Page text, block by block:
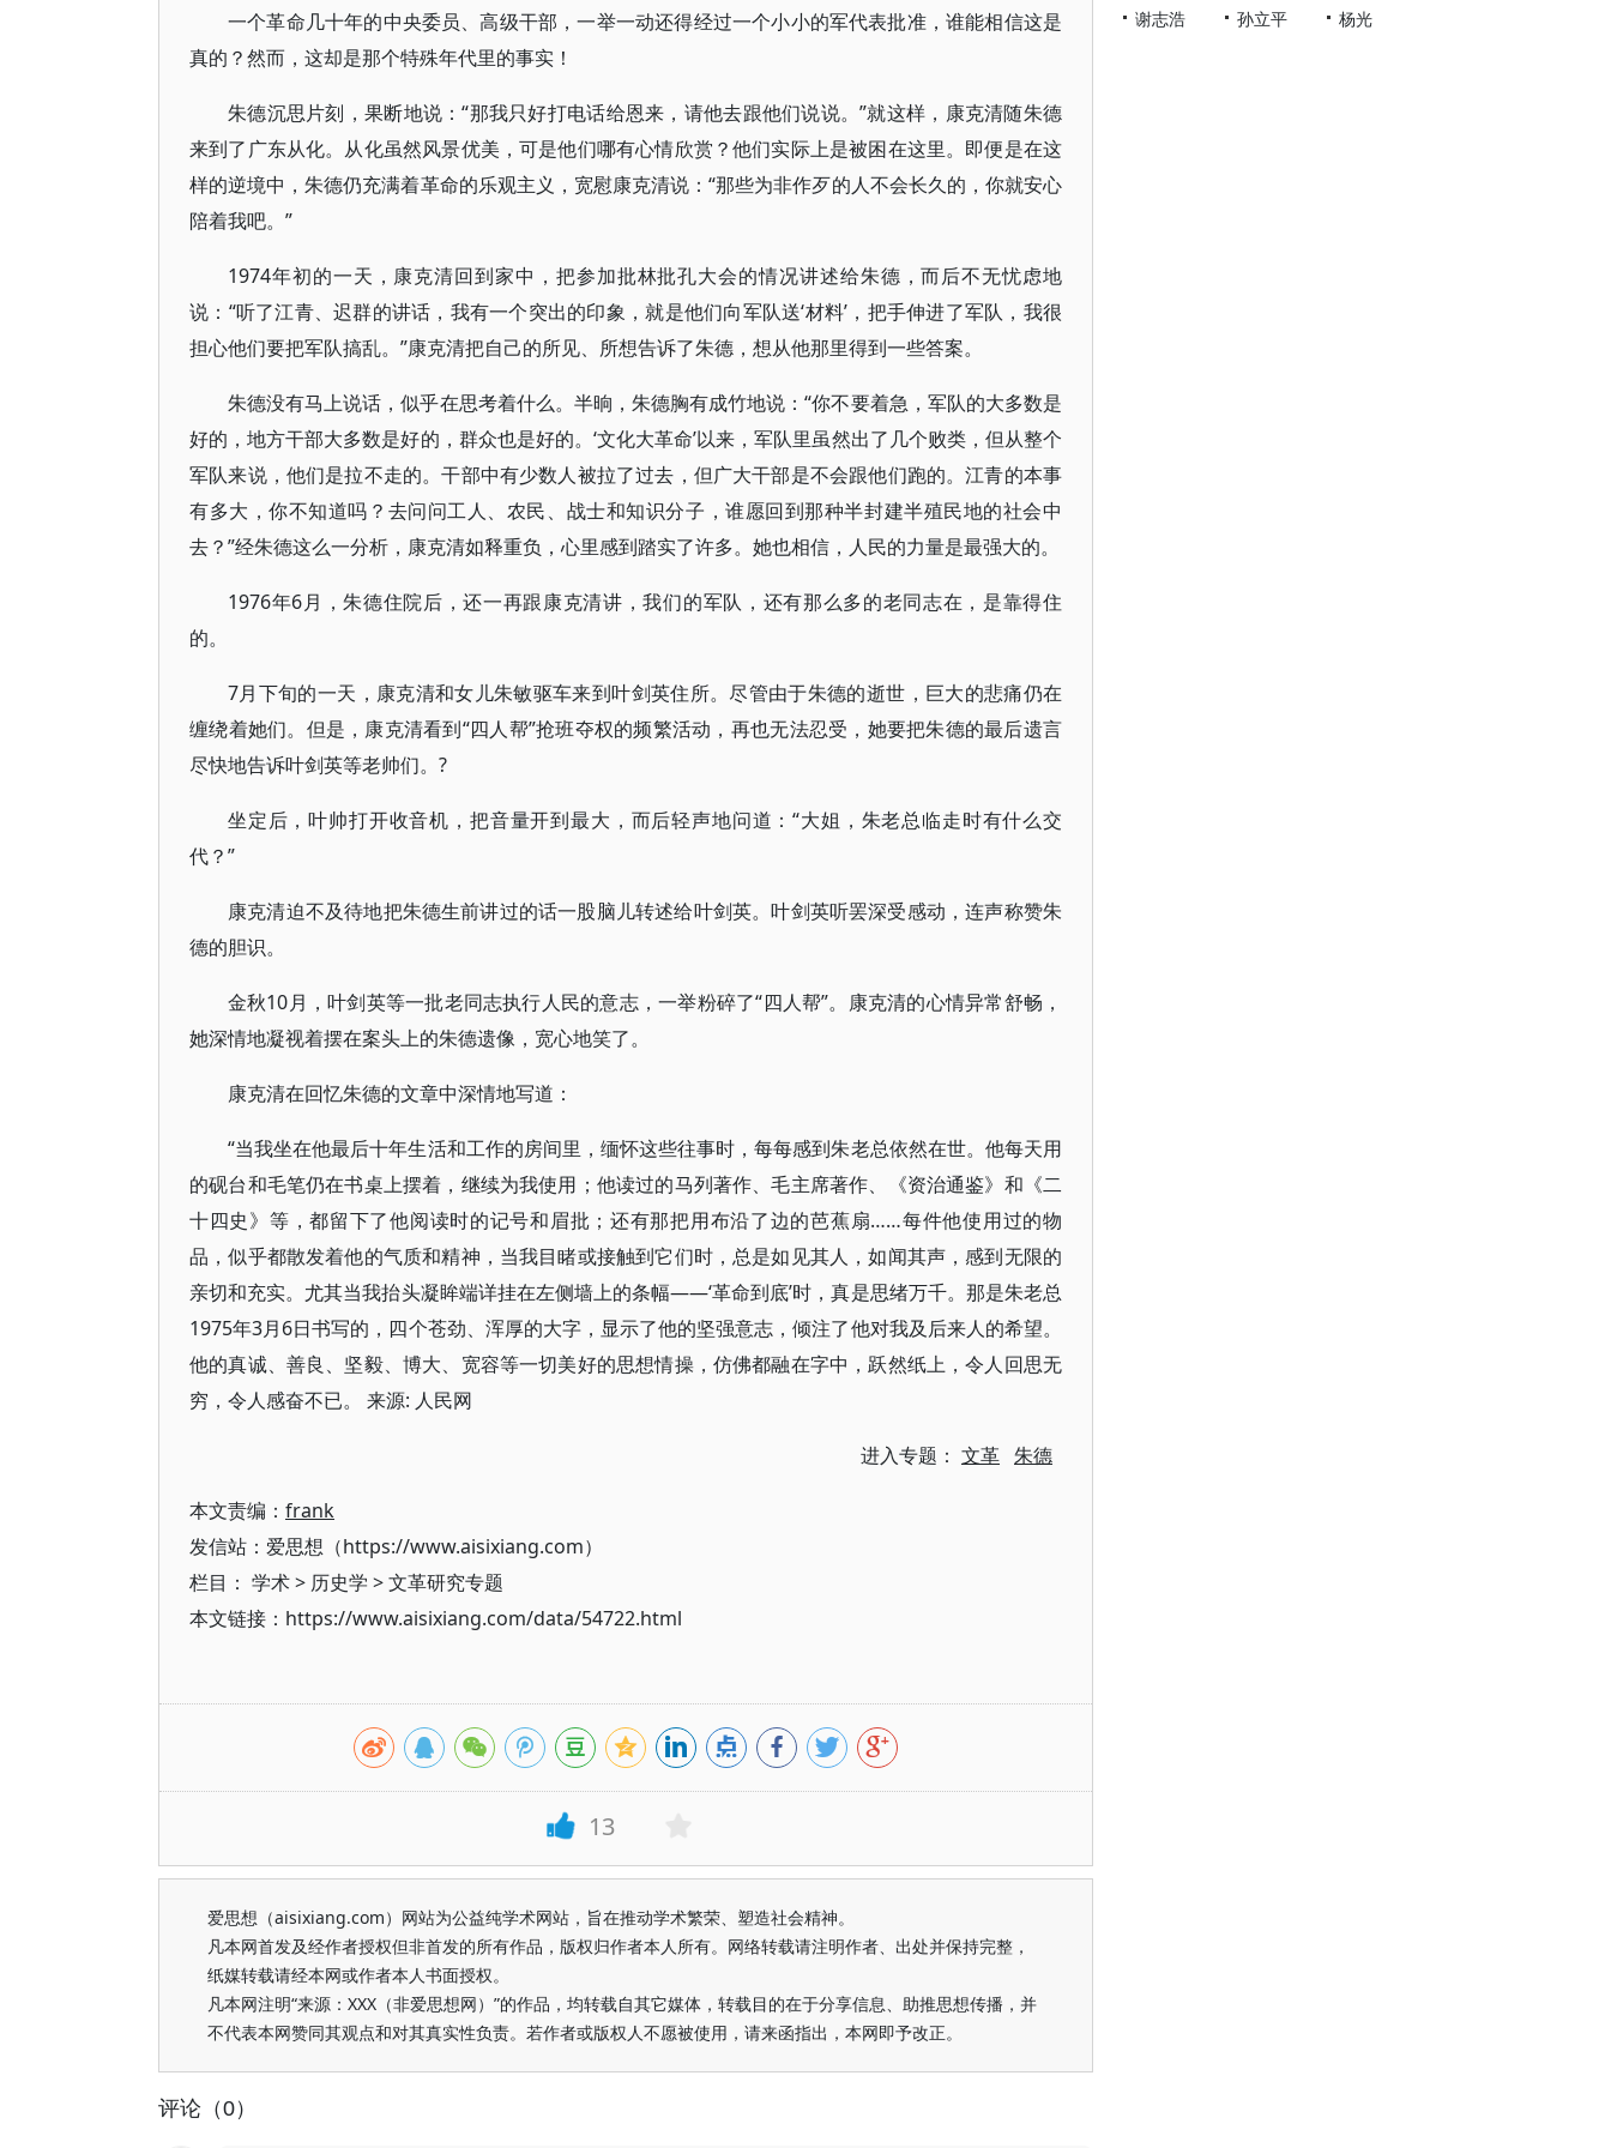
一个革命几十年的中央委员、高级干部，一举一动还得经过一个小小的军代表批准，谁能相信这是
真的？然而，这却是那个特殊年代里的事实！
朱德沉思片刻，果断地说：“那我只好打电话给恩来，请他去跟他们说说。”就这样，康克清随朱德
来到了广东从化。从化虽然风景优美，可是他们哪有心情欣赏？他们实际上是被困在这里。即便是在这
样的逆境中，朱德仍充满着革命的乐观主义，宽慰康克清说：“那些为非作歹的人不会长久的，你就安心
陪着我吧。”
1974年初的一天，康克清回到家中，把参加批林批孔大会的情况讲述给朱德，而后不无忧虑地
说：“听了江青、迟群的讲话，我有一个突出的印象，就是他们向军队送‘材料’，把手伸进了军队，我很
担心他们要把军队搞乱。”康克清把自己的所见、所想告诉了朱德，想从他那里得到一些答案。
朱德没有马上说话，似乎在思考着什么。半晌，朱德胸有成竹地说：“你不要着急，军队的大多数是
好的，地方干部大多数是好的，群众也是好的。‘文化大革命’以来，军队里虽然出了几个败类，但从整个
军队来说，他们是拉不走的。干部中有少数人被拉了过去，但广大干部是不会跟他们跑的。江青的本事
有多大，你不知道吗？去问问工人、农民、战士和知识分子，谁愿回到那种半封建半殖民地的社会中
去？”经朱德这么一分析，康克清如释重负，心里感到踏实了许多。她也相信，人民的力量是最强大的。
1976年6月，朱德住院后，还一再跟康克清讲，我们的军队，还有那么多的老同志在，是靠得住
的。
7月下旬的一天，康克清和女儿朱敏驱车来到叶剑英住所。尽管由于朱德的逝世，巨大的悲痛仍在
缠绕着她们。但是，康克清看到“四人帮”抢班夺权的频繁活动，再也无法忍受，她要把朱德的最后遗言
尽快地告诉叶剑英等老帅们。?
坐定后，叶帅打开收音机，把音量开到最大，而后轻声地问道：“大姐，朱老总临走时有什么交
代？”
康克清迫不及待地把朱德生前讲过的话一股脑儿转述给叶剑英。叶剑英听罢深受感动，连声称赞朱
德的胆识。
金秋10月，叶剑英等一批老同志执行人民的意志，一举粉碎了“四人帮”。康克清的心情异常舒畅，
她深情地凝视着摆在案头上的朱德遗像，宽心地笑了。
康克清在回忆朱德的文章中深情地写道：
“当我坐在他最后十年生活和工作的房间里，缅怀这些往事时，每每感到朱老总依然在世。他每天用
的砚台和毛笔仍在书桌上摆着，继续为我使用；他读过的马列著作、毛主席著作、《资治通鉴》和《二
十四史》等，都留下了他阅读时的记号和眉批；还有那把用布沿了边的芭蕉扇……每件他使用过的物
品，似乎都散发着他的气质和精神，当我目睹或接触到它们时，总是如见其人，如闻其声，感到无限的
亲切和充实。尤其当我抬头凝眸端详挂在左侧墙上的条幅——‘革命到底’时，真是思绪万千。那是朱老总
1975年3月6日书写的，四个苍劲、浑厚的大字，显示了他的坚强意志，倾注了他对我及后来人的希望。
他的真诚、善良、坚毅、博大、宽容等一切美好的思想情操，仿佛都融在字中，跃然纸上，令人回思无
穷，令人感奋不已。 来源: 人民网
进入专题： 文革 朱德
本文责编： frank
发信站：爱思想（https://www.aisixiang.com）
栏目： 学术> 历史学 >文革研究专题
本文链接：https://www.aisixiang.com/data/54722.html
13
爱思想（aisixiang.com）网站为公益纯学术网站，旨在推动学术繁荣、塑造社会精神。
凡本网首发及经作者授权但非首发的所有作品，版权归作者本人所有。网络转载请注明作者、出处并保持完整，
纸媒转载请经本网或作者本人书面授权。
凡本网注明“来源：XXX（非爱思想网）”的作品，均转载自其它媒体，转载目的在于分享信息、助推思想传播，并
不代表本网赞同其观点和对其真实性负责。若作者或版权人不愿被使用，请来函指出，本网即予改正。
评论（0）
谢志浩
孙立平 杨光